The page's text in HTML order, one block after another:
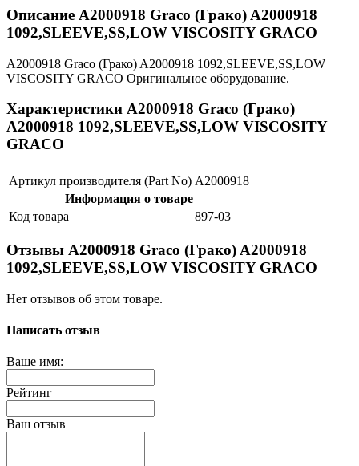
Описание A2000918 Graco (Грако) A2000918
1092,SLEEVE,SS,LOW VISCOSITY GRACO
A2000918 Graco (Грако) A2000918 1092,SLEEVE,SS,LOW
VISCOSITY GRACO Оригинальное оборудование.
Характеристики A2000918 Graco (Грако)
A2000918 1092,SLEEVE,SS,LOW VISCOSITY
GRACO
Артикул производителя (Part No) A2000918
Информация о товаре
Код товара
897-03
Отзывы A2000918 Graco (Грако) A2000918
1092,SLEEVE,SS,LOW VISCOSITY GRACO
Нет отзывов об этом товаре.
Написать отзыв
Ваше имя:
Рейтинг
Ваш отзыв